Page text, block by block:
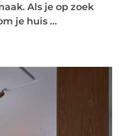
Als je op zoek
je huis ...